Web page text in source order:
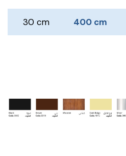
30 cm 400 cm